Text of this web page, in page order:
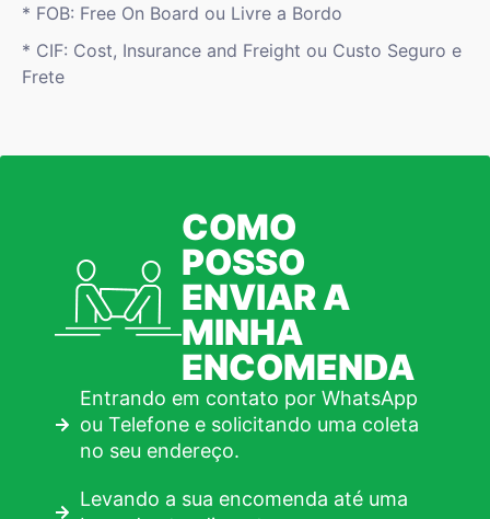
* FOB: Free On Board ou Livre a Bordo
* CIF: Cost, Insurance and Freight ou Custo Seguro e
Frete
COMO
POSSO
ENVIAR A
MINHA
ENCOMENDA
Entrando em contato por WhatsApp
ou Telefone e solicitando uma coleta
no seu endereço.
Levando a sua encomenda até uma